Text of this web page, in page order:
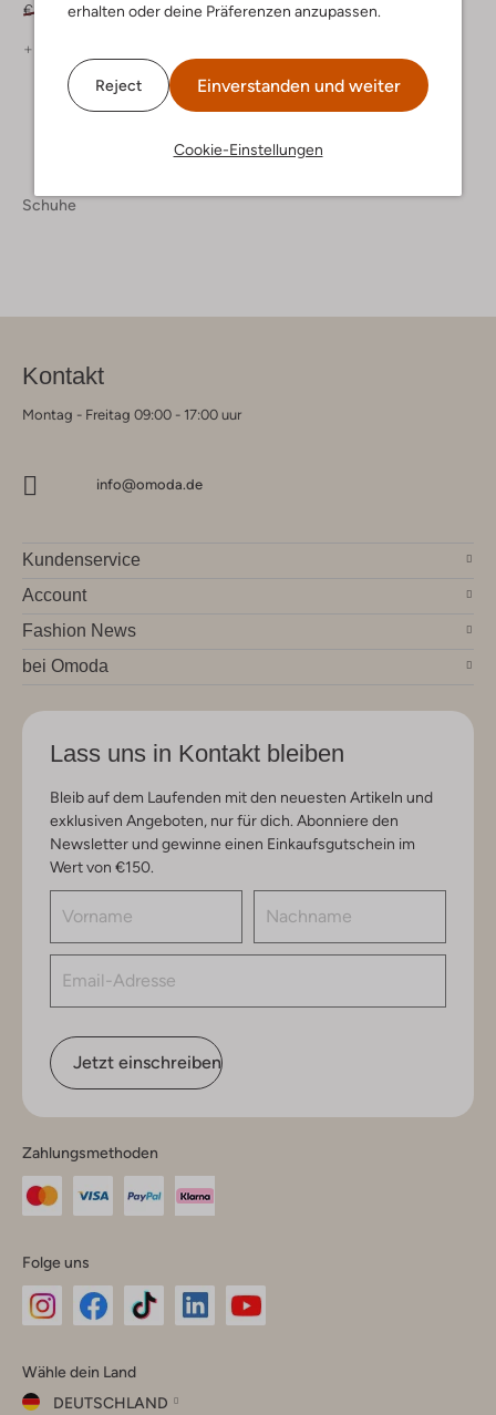
erhalten oder deine Präferenzen anzupassen.
Reject Einverstanden und weiter
Cookie-Einstellungen
€ 99,99 € 79,99
+ mehr farben
€ 169,95 € 84,99
Schuhe
Kontakt
Montag - Freitag 09:00 - 17:00 uur
info@omoda.de
Kundenservice
Account
Fashion News
bei Omoda
Lass uns in Kontakt bleiben
Bleib auf dem Laufenden mit den neuesten Artikeln und
exklusiven Angeboten, nur für dich. Abonniere den
Newsletter und gewinne einen Einkaufsgutschein im
Wert von €150.
Jetzt einschreiben
Zahlungsmethoden
Folge uns
Instagram
Facebook
TikTok
Wähle dein Land
DEUTSCHLAND